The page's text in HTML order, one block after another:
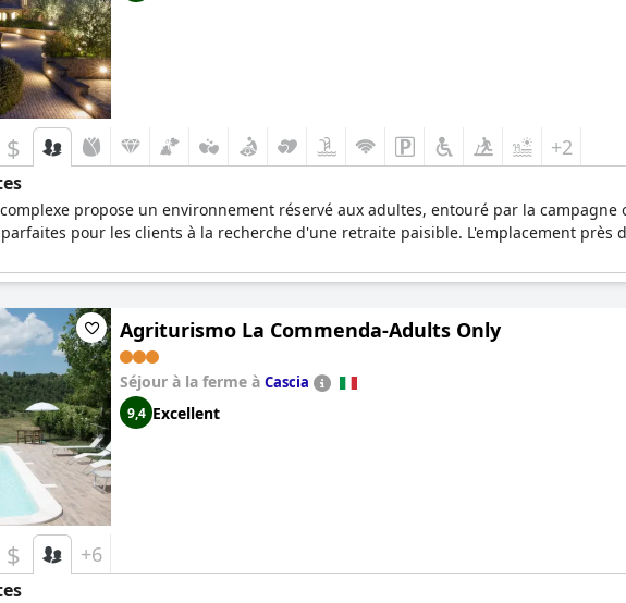
$ +2
complexe propose un environnement réservé aux adultes, entouré par la
pour les clients à la recherche d'une retraite paisible. L'emplacement près
Agriturismo La Commenda-Adults Only
Séjour à la ferme à Cascia
9,4 Excellent
$ +6